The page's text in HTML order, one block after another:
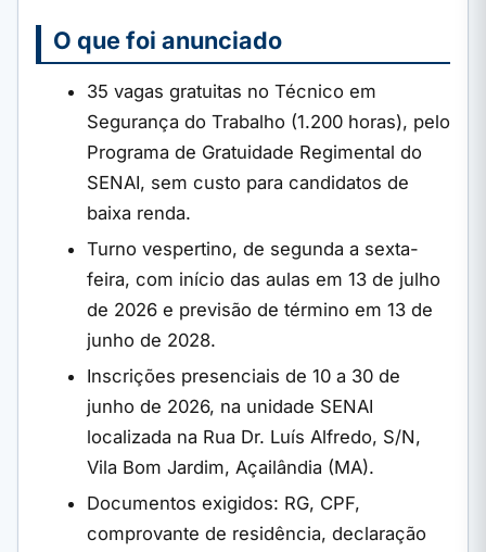
O que foi anunciado
35 vagas gratuitas no Técnico em
Segurança do Trabalho (1.200 horas), pelo
Programa de Gratuidade Regimental do
SENAI, sem custo para candidatos de
baixa renda.
Turno vespertino, de segunda a sexta-
feira, com início das aulas em 13 de julho
de 2026 e previsão de término em 13 de
junho de 2028.
Inscrições presenciais de 10 a 30 de
junho de 2026, na unidade SENAI
localizada na Rua Dr. Luís Alfredo, S/N,
Vila Bom Jardim, Açailândia (MA).
Documentos exigidos: RG, CPF,
comprovante de residência, declaração